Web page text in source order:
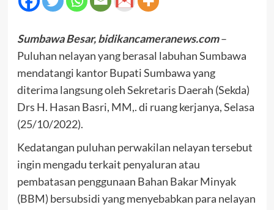
Sumbawa Besar, bidikancameranews.com –
Puluhan nelayan yang berasal labuhan Sumbawa
mendatangi kantor Bupati Sumbawa yang
diterima langsung oleh Sekretaris Daerah (Sekda)
Drs H. Hasan Basri, MM,. di ruang kerjanya, Selasa
(25/10/2022).
Kedatangan puluhan perwakilan nelayan tersebut
ingin mengadu terkait penyaluran atau
pembatasan penggunaan Bahan Bakar Minyak
(BBM) bersubsidi yang menyebabkan para nelayan